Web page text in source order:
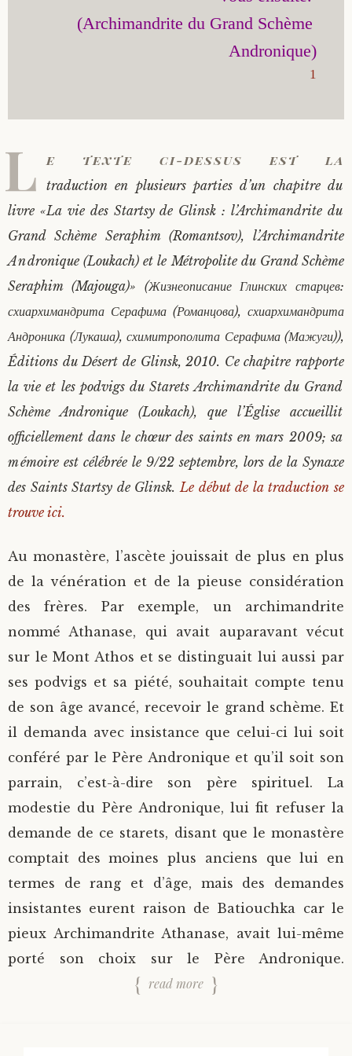
Saint Sophrony l’Athonite
Staritsa Marie Makovkine
Archimandrite Lazare (Abachidzé)
Archimandrite Nathanaël (Pospelov)
Père Héliodore
(Archimandrite du Grand Schème
Andronique)
1
L e texte ci-dessus est la
traduction en plusieurs parties d’un chapitre du
livre «La vie des Startsy de Glinsk : l’Archimandrite du
Grand Schème Seraphim (Romantsov), l’Archimandrite
Andronique (Loukach) et le Métropolite du Grand Schème
Seraphim (Majouga)» (Жизнеописание Глинских старцев:
схиархимандрита Серафима (Романцова), схиархимандрита
Андроника (Лукаша), схимитрополита Серафима (Мажуги)),
Éditions du Désert de Glinsk, 2010. Ce chapitre rapporte
la vie et les podvigs du Starets Archimandrite du Grand
Schème Andronique (Loukach), que l’Église accueillit
officiellement dans le chœur des saints en mars 2009; sa
mémoire est célébrée le 9/22 septembre, lors de la Synaxe
des Saints Startsy de Glinsk. Le début de la traduction se
trouve ici.
Au monastère, l’ascète jouissait de plus en plus
de la vénération et de la pieuse considération
des frères. Par exemple, un archimandrite
nommé Athanase, qui avait auparavant vécut
sur le Mont Athos et se distinguait lui aussi par
ses podvigs et sa piété, souhaitait compte tenu
de son âge avancé, recevoir le grand schème. Et
il demanda avec insistance que celui-ci lui soit
conféré par le Père Andronique et qu’il soit son
parrain, c’est-à-dire son père spirituel. La
modestie du Père Andronique, lui fit refuser la
demande de ce starets, disant que le monastère
comptait des moines plus anciens que lui en
termes de rang et d’âge, mais des demandes
insistantes eurent raison de Batiouchka car le
pieux Archimandrite Athanase, avait lui-même
porté son choix sur le Père Andronique.
read more